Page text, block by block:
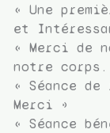
« Une
et
« Merci de
notre
« Séance
Merci »
« Séance